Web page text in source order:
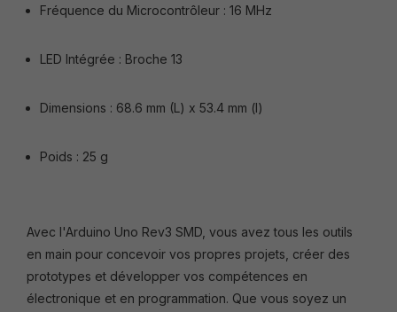
Fréquence du Microcontrôleur : 16 MHz
LED Intégrée : Broche 13
Dimensions : 68.6 mm (L) x 53.4 mm (l)
Poids : 25 g
Avec l'Arduino Uno Rev3 SMD, vous avez tous les outils
en main pour concevoir vos propres projets, créer des
prototypes et développer vos compétences en
électronique et en programmation. Que vous soyez un